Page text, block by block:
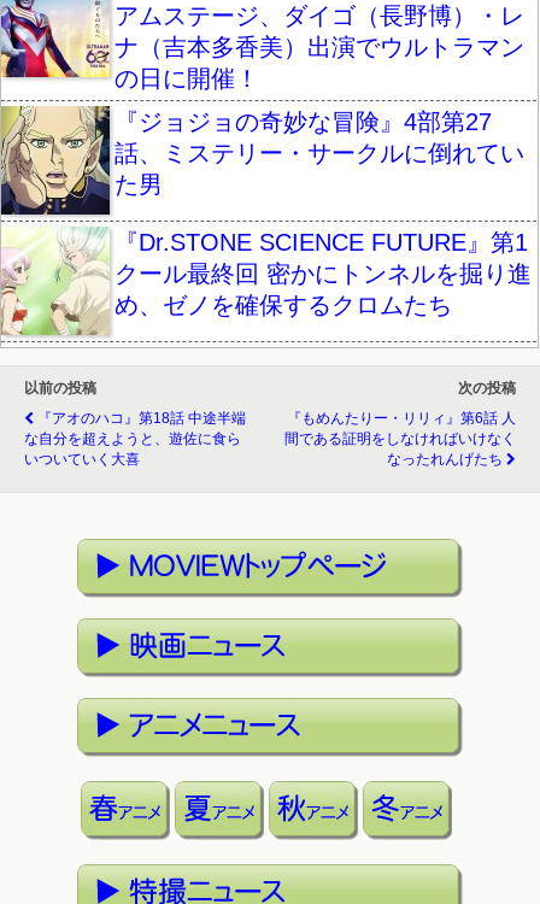
アムステージ、ダイゴ（長野博）・レ
ナ（吉本多香美）出演でウルトラマン
の日に開催！
『ジョジョの奇妙な冒険』4部第27
話、ミステリー・サークルに倒れてい
た男
『Dr.STONE SCIENCE FUTURE』第1
クール最終回 密かにトンネルを掘り進
め、ゼノを確保するクロムたち
以前の投稿
『アオのハコ』第18話 中途半端
な自分を超えようと、遊佐に食ら
いついていく大喜
次の投稿
『もめんたりー・リリィ』第6話 人
間である証明をしなければいけなく
なったれんげたち